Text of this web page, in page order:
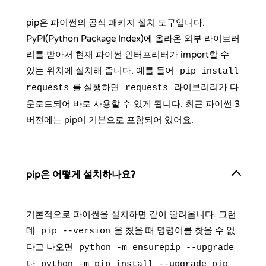
pip은 파이썬의 공식 패키지 설치 도구입니다.
PyPI(Python Package Index)에 올라온 외부 라이브러
리를 받아서 현재 파이썬 인터프리터가 import할 수
있는 위치에 설치해 줍니다. 예를 들어
pip install
requests 를 실행하면 requests
라이브러리가 다
운로드되어 바로 사용할 수 있게 됩니다. 최근 파이썬 3
버전에는 pip이 기본으로 포함되어 있어요.
pip은 어떻게 설치하나요?
기본적으로 파이썬을 설치하면 같이 딸려옵니다. 그런
데
pip --version 을 쳤을 때 명령어를 찾을 수 없
다고 나오면
python -m ensurepip --upgrade
나